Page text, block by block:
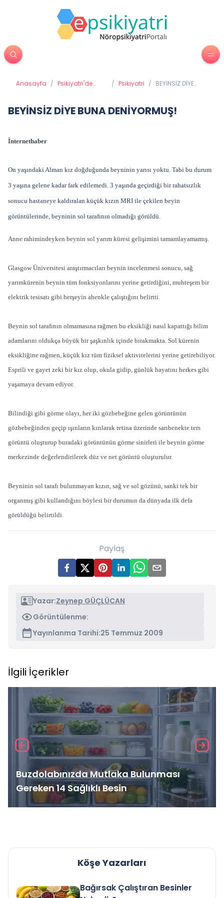
Anasayfa / Psikiyatri'de
/ Psikiyatri / BEYİNSİZ DİYE
BEYİNSİZ DİYE BUNA DENİYORMUŞ!
İnternethaber
On yaşındaki Alman kız doğduğunda beyninin yarısı yoktu. Tabi bu durum
3 yaşına gelene kadar fark edilemedi. 3 yaşında geçirdiği bir rahatsızlık
sonucu hastaneye kaldıralan küçük kızın MRI ile çekilen beyin
görüntülerinde, beyninin sol tarafının olmadığı görüldü.
Anne rahimindeyken beynin sol yarım küresi gelişimini tamamlayamamış.
Glasgow Üniversitesi araştırmacıları beynin incelenmesi sonucu, sağ
yarımkürenin beynin tüm fonksiyonlarını yerine getirdiğini, muhteşem bir
elektrik tesisatı gibi herşeyin ahenkle çalıştığını belirtti.
Beynin sol tarafının olmamasına rağmen bu eksikliği nasıl kapattığı bilim
adamlarını oldukça büyük bir şaşkınlık içinde bırakmakta. Sol kürenin
eksikliğine rağmen, küçük kız tüm fiziksel aktivitelerini yerine getirebiliyor.
Esprili ve gayet zeki bir kız olup, okula gidip, günlük hayatını herkes gibi
yaşamaya devam ediyor.
Bilindiği gibi görme olayı, her iki gözbebeğine gelen görüntünün
gözbebeğinden geçip ışınların kırılarak retina üzerinde sarıbenekte ters
görüntü oluşturup buradaki görüntünün görme sinirleri ile beynin görme
merkezinde değerlendirilerek düz ve net görüntü oluşturulur.
Beyninin sol tarafı bulunmayan kızın, sağ ve sol gözünü, sanki tek bir
organmış gibi kullandığını böylesi bir durumun da dünyada ilk defa
görüldüğü belirtildi.
Paylaş
Yazar:Zeynep GÜÇLÜCAN
Görüntülenme:
Yayınlanma Tarihi:25 Temmuz 2009
İlgili İçerikler
Buzdolabınızda Mutlaka Bulunması
Gereken 14 Sağlıklı Besin
Köşe Yazarları
Bağırsak Çalıştıran Besinler